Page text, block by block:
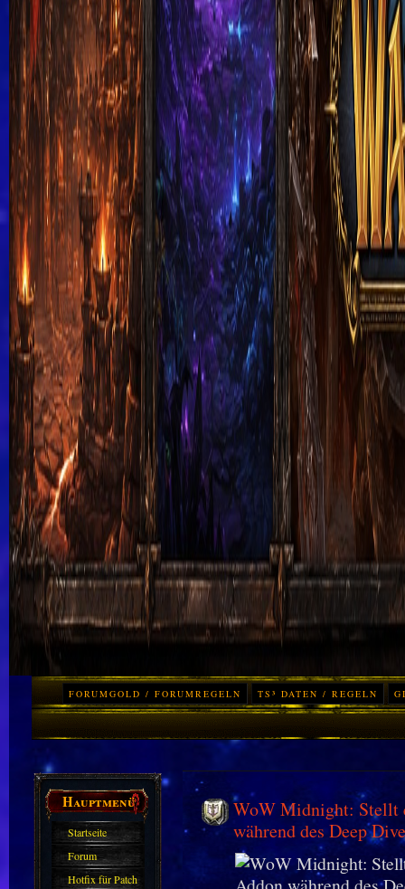
FORUMGOLD / FORUMREGELN TS³ DATEN / REGELN
Hauptmenü
Startseite
Forum
Hotfix für Patch
WoW Midnight: Stellt
während des Deep